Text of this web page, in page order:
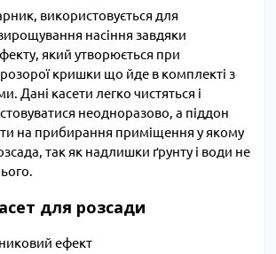
використовується для
насіння завдяки
який утворюється при
кришки що йде в комплекті з
Дані касети легко чистяться і
неодноразово, а піддон
на прибирання приміщення у якому
так як надлишки ґрунту і води не
для розсади
ефект